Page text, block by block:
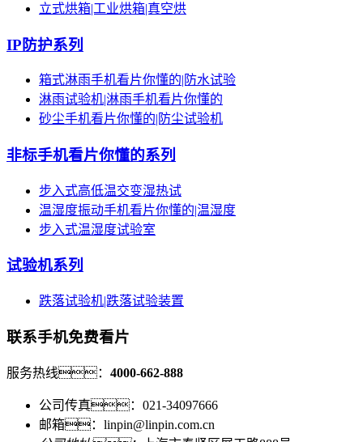
立式烘箱|工业烘箱|真空烘
IP防护系列
箱式淋雨手机看片你懂的|防水试验
淋雨试验机|淋雨手机看片你懂的
砂尘手机看片你懂的|防尘试验机
非标手机看片你懂的系列
步入式高低温交变湿热试
温湿度振动手机看片你懂的|温湿度
步入式温湿度试验室
试验机系列
跌落试验机|跌落试验装置
联系手机免费看片
服务热线： 4000-662-888
公司传真：021-34097666
邮箱：linpin@linpin.com.cn